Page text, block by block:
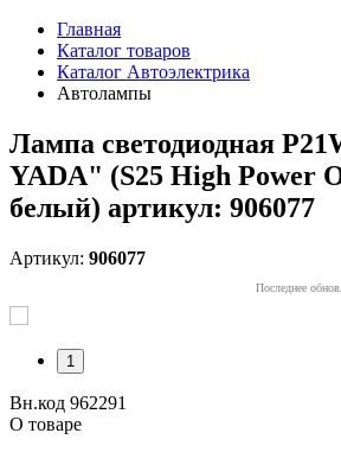
Главная
Каталог товаров
Каталог Автоэлектрика
Автолампы
Лампа светодиодная
YADA" (S25 High Power
белый) артикул: 906077
Артикул: 906077
Последнее
1
Вн.код 962291
О товаре